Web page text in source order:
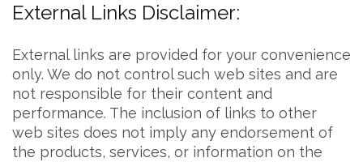
External Links Disclaimer:
External links are provided for your convenience
only. We do not control such web sites and are
not responsible for their content and
performance. The inclusion of links to other
web sites does not imply any endorsement of
the products, services, or information on the